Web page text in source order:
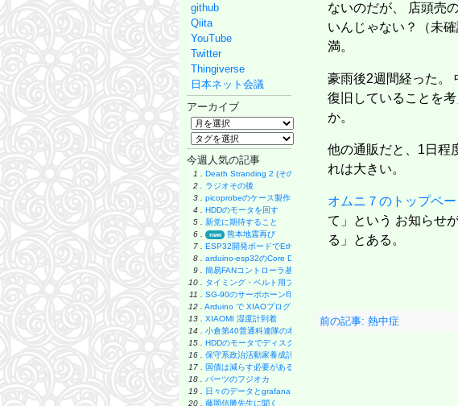
github
Qiita
YouTube
Twitter
Thingiverse
日本ネット会議
アーカイブ
今週人気の記事
1 .
Death Stranding 2 (その後)
2 .
ラジオその後
3 .
picoprobeのケース製作
4 .
HDDのモータを回す
5 .
新党に期待すること
6 .
new
熊本地震再び
7 .
ESP32開発ボードでEthernet実験
8 .
arduino-esp32のCore Debug Level
9 .
簡易FANコントローラ基板
10 .
タイミング・ベルト用プーリーの製作
11 .
SG-90のサーボホーン印刷
12 .
Arduino で XIAOプログラミング
13 .
XIAOMI 湿度計到着
14 .
小倉第40普通科連隊の本
15 .
HDDのモータでディスク・グラインダー製作
16 .
保守系政治活動家養成計画
17 .
国債は減らす必要があるのか
18 .
パーツのフジオカ
19 .
日々のデータとgrafana
20 .
藤岡信勝先生に聞く
ないのだが、 店頭売
いんじゃない？（未
満。
豪雨後2週間経った。
復旧していることを
か。
他の通販だと、1日程
れは大きい。
オムニ７のトップペー
て」という お知らせ
る」とある。
前の記事: 熱中症